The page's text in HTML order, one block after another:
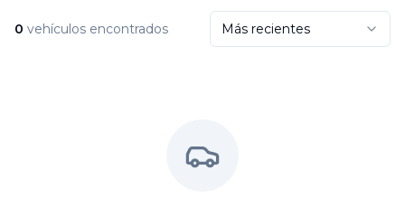
0 vehículos encontrados Más recientes